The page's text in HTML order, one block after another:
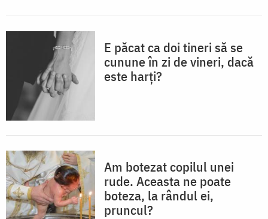
E păcat ca doi tineri să se
cunune în zi de vineri, dacă
este harți?
Am botezat copilul unei
rude. Aceasta ne poate
boteza, la rândul ei,
pruncul?